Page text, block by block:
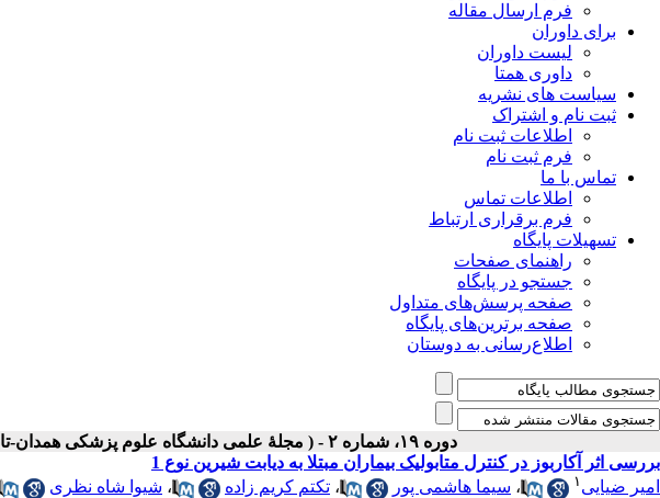
فرم ارسال مقاله
برای داوران
لیست داوران
داوری همتا
سیاست های نشریه
ثبت نام و اشتراک
اطلاعات ثبت نام
فرم ثبت نام
تماس با ما
اطلاعات تماس
فرم برقراری ارتباط
تسهیلات پایگاه
راهنمای صفحات
جستجو در پایگاه
صفحه پرسش‌های متداول
صفحه برترین‌های پایگاه
اطلاع‌رسانی به دوستان
دوره ۱۹، شماره ۲ - ( مجلۀ علمی دانشگاه علوم پزشکی همدان-تابستان ۱۳۹۱ )
بررسی اثر آکاربوز در کنترل متابولیک بیماران مبتلا به دیابت شیرین نوع 1
امیر ضیایی ۱ ، سیما هاشمی پور ، تکتم کریم زاده ، شیوا شاه نظری